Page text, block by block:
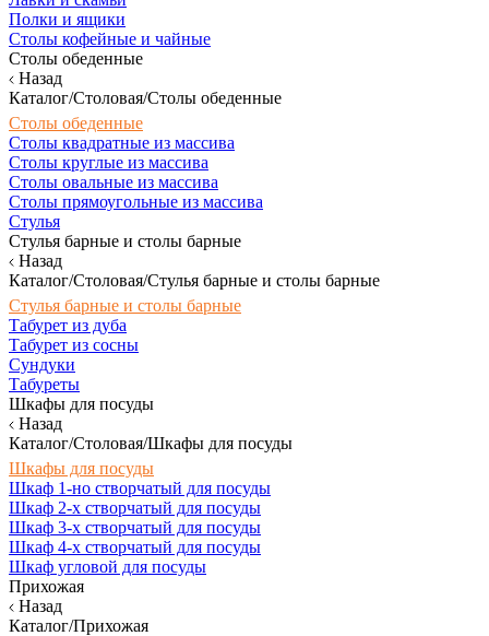
Полки и ящики
Столы кофейные и чайные
Столы обеденные
Назад
Каталог/Столовая/Столы обеденные
Столы обеденные
Столы квадратные из массива
Столы круглые из массива
Столы овальные из массива
Столы прямоугольные из массива
Стулья
Стулья барные и столы барные
Назад
Каталог/Столовая/Стулья барные и столы барные
Стулья барные и столы барные
Табурет из дуба
Табурет из сосны
Сундуки
Табуреты
Шкафы для посуды
Назад
Каталог/Столовая/Шкафы для посуды
Шкафы для посуды
Шкаф 1-но створчатый для посуды
Шкаф 2-х створчатый для посуды
Шкаф 3-х створчатый для посуды
Шкаф 4-х створчатый для посуды
Шкаф угловой для посуды
Прихожая
Назад
Каталог/Прихожая